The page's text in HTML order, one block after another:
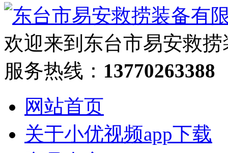
欢迎来到东台市易安救
服务热线： 13770263388
网站首页
关于小优视频app下载